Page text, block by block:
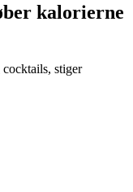
kalorierne
stiger